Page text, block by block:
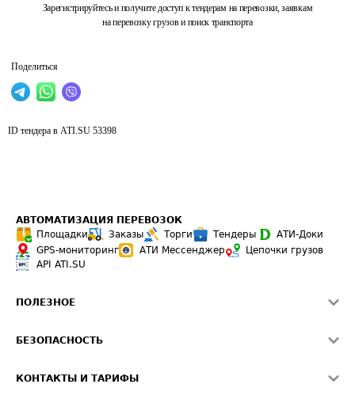
Зарегистрируйтесь и получите доступ к тендерам на перевозки, заявкам
на перевозку грузов и поиск транспорта
Поделиться
ID тендера в ATI.SU 53398
АВТОМАТИЗАЦИЯ ПЕРЕВОЗОК
Площадки
Заказы Торги Тендеры
АТИ-Доки
GPS-мониторинг
АТИ Мессенджер
Цепочки грузов
API ATI.SU
ПОЛЕЗНОЕ
Звезды ATI.SU на вашем сайте
БЕЗОПАСНОСТЬ
КОНТАКТЫ И ТАРИФЫ